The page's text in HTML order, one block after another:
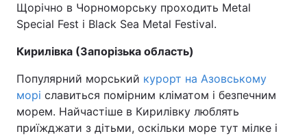
Щорічно в Чорноморську проходить Metal
Special Fest і Black Sea Metal Festival.
Кирилівка (Запорізька область)
Популярний морський курорт на Азовському
морі славиться помірним кліматом і безпечним
морем. Найчастіше в Кирилівку люблять
приїжджати з дітьми, оскільки море тут мілке і